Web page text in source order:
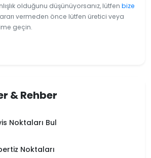
olduğunu düşünüyorsanız, lütfen bize
vermeden önce lütfen üretici veya
geçin.
& Rehber
Noktaları Bul
Noktaları